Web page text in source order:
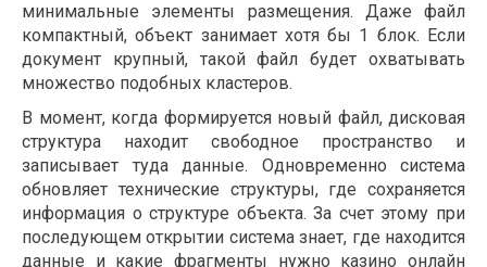
минимальные элементы размещения. Даже файл
компактный, объект занимает хотя бы 1 блок. Если
документ крупный, такой файл будет охватывать
множество подобных кластеров.
В момент, когда формируется новый файл, дисковая
структура находит свободное пространство и
записывает туда данные. Одновременно система
обновляет технические структуры, где сохраняется
информация о структуре объекта. За счет этому при
последующем открытии система знает, где находится
данные и какие фрагменты нужно казино онлайн